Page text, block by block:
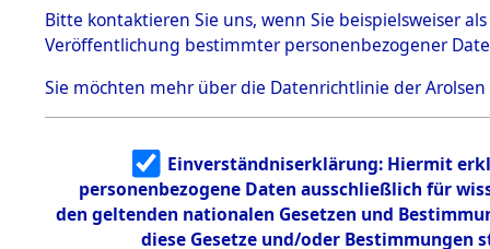
Effekten aus
dem KZ
Dachau,
Landesentsch
ädigungsamt
Effekten aus
dem KZ
Neuengamm
e
Dokument
wurden nach der
Inventarisierung und
Nachforschungen
DOKUMENTE
Bitte kontaktieren Sie uns, wenn Sie beispielsweiser
Veröffentlichung bestimmter personenbezogener
Sie möchten mehr über die Datenrichtlinie der Arolsen
Einverständniserklärung: Hiermit
personenbezogene Daten ausschließlich für
den geltenden nationalen Gesetzen und
diese Gesetze und/oder Bestimmungen